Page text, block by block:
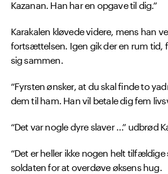
Kazanan. Han har en opgave til dig.”
Karakalen kløvede videre, mens han
fortsættelsen. Igen gik der en rum tid,
sig sammen.
“Fyrsten ønsker, at du skal finde to
dem til ham. Han vil betale dig fem
“Det var nogle dyre slaver …” udbrød
“Det er heller ikke nogen helt tilfældige
soldaten for at overdøve øksens hug.